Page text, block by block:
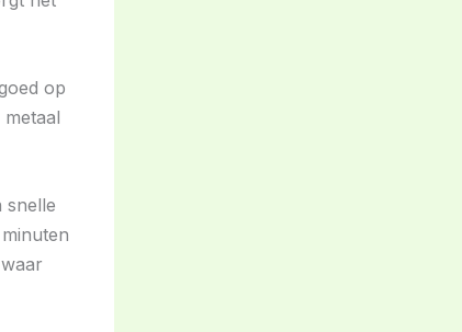
op
snelle